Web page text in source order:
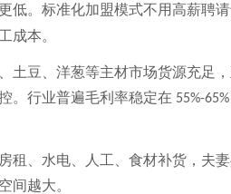
低。标准化加盟模式不用高薪聘
成本。
土豆、洋葱等主材市场货源充足
。行业普遍毛利率稳定在 55%-65%
租、水电、人工、食材补货，夫
间越大。